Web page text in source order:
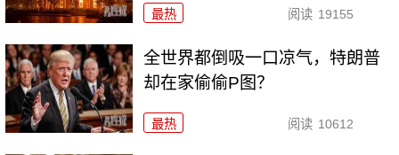
最热 阅读 19155
全世界都倒吸一口凉气，特朗普
却在家偷偷P图？
最热 阅读 10612